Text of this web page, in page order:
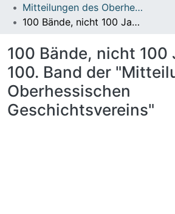
Mitteilungen des Oberhessischen Geschichtsvereins Gießen Vol. 100 (2015)
100 Bände, nicht 100 Jahre - zum 100. Band der "Mitteilungen des Oberhessischen Geschichtsvereins"
100 Bände, nicht 100
100. Band der
Oberhessischen
Geschichtsvereins"